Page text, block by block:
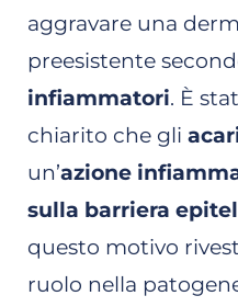
aggravare una
preesistente
infiammatori. È
chiarito che gli
un’azione
sulla barriera
questo motivo
ruolo nella